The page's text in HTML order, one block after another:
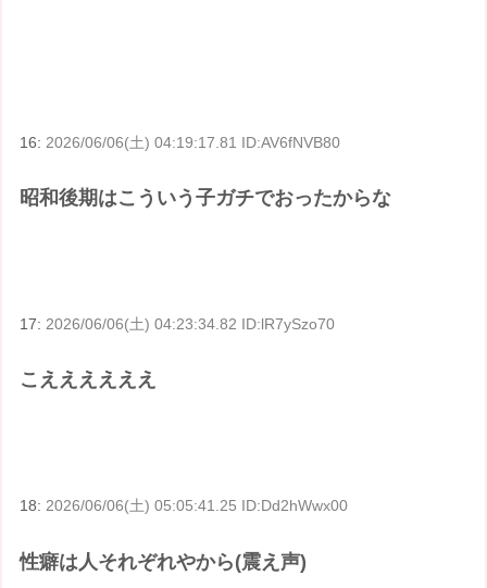
16: 2026/06/06(土) 04:19:17.81 ID:AV6fNVB80
昭和後期はこういう子ガチでおったからな
17: 2026/06/06(土) 04:23:34.82 ID:lR7ySzo70
こええええええ
18:2026/06/06(土) 05:05:41.25 ID:Dd2hWwx00
性癖は人それぞれやから(震え声)